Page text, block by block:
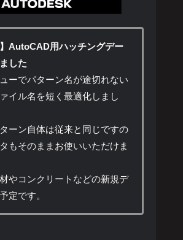
】AutoCAD用ハッチングデー
した
ーでパターン名が途切れない
イル名を短く最適化しまし
ーン自体は従来と同じですの
もそのままお使いいただけま
やコンクリートなどの新規デ
定です。